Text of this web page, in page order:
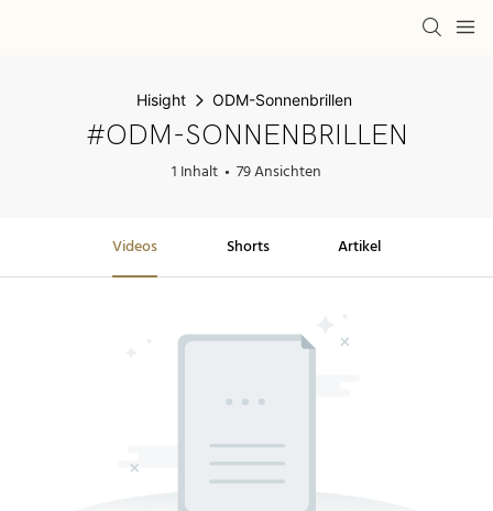
Hisight ODM-Sonnenbrillen
#ODM-SONNENBRILLEN
1 Inhalt 79 Ansichten
Videos Shorts Artikel